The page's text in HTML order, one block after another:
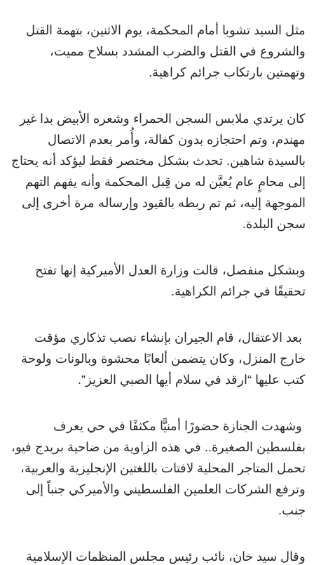
مثل السيد تشوبا أمام المحكمة، يوم الاثنين، بتهمة القتل
والشروع في القتل والضرب المشدد بسلاح مميت،
وتهمتين بارتكاب جرائم كراهية.
كان يرتدي ملابس السجن الحمراء وشعره الأبيض بدا غير
مهندم، وتم احتجازه بدون كفالة، وأُمر بعدم الاتصال
بالسيدة شاهين. تحدث بشكل مختصر فقط ليؤكد أنه يحتاج
إلى محامٍ عام يُعيَّن له من قِبل المحكمة وأنه يفهم التهم
الموجهة إليه، ثم تم ربطه بالقيود وإرساله مرة أخرى إلى
سجن البلدة.
وبشكل منفصل، قالت وزارة العدل الأميركية إنها تفتح
تحقيقًا في جرائم الكراهية.
بعد الاعتقال، قام الجيران بإنشاء نصب تذكاري مؤقت
خارج المنزل، وكان يتضمن ألعابًا محشوة وبالونات ولوحة
كتب عليها “ارقد في سلام أيها الصبي العزيز”.
وشهدت الجنازة حضورًا أمنيًّا مكثفًا في حي يعرف
بفلسطين الصغيرة.. في هذه الزاوية من ضاحية بريدج فيو،
تحمل المتاجر المحلية لافتات باللغتين الإنجليزية والعربية،
وترفع الشركات العلمين الفلسطيني والأميركي جنباً إلى
جنب.
وقال سيد خان، نائب رئيس مجلس المنظمات الإسلامية